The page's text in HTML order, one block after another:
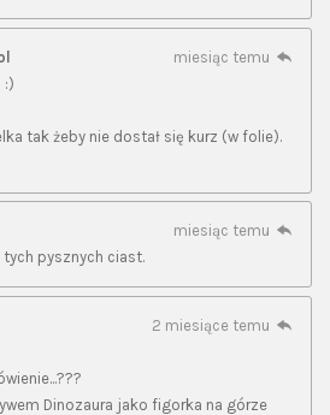
miesiąc temu
:)
tak żeby nie dostał się kurz (w folie).
miesiąc temu
pysznych ciast.
2 miesiące temu
Dinozaura jako figorka na górze